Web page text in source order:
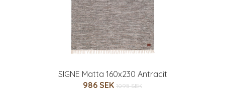
SIGNE Matta 160x230 Antracit
986 SEK 1095 SEK